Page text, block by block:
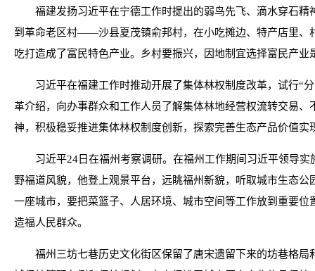
福建发扬习近平在宁德工作时提出的弱鸟先飞、滴水穿石
到革命老区村——沙县夏茂镇俞邦村，在小吃摊边、特产店里、
吃打造成了富民特色产业。乡村要振兴，因地制宜选择富民产
习近平在福建工作时推动开展了集体林权制度改革，试行“
革介绍，向办事群众和工作人员了解集体林地经营权流转交易
神，积极稳妥推进集体林权制度创新，探索完善生态产品价值实
习近平24日在福州考察调研。在福州工作期间习近平领导
野福道风貌，他登上观景平台，远眺福州新貌，听取城市生态
一座城市，要把菜篮子、人居环境、城市空间等工作放到重要
造福人民群众。
福州三坊七巷历史文化街区保留了唐宋遗留下来的坊巷格